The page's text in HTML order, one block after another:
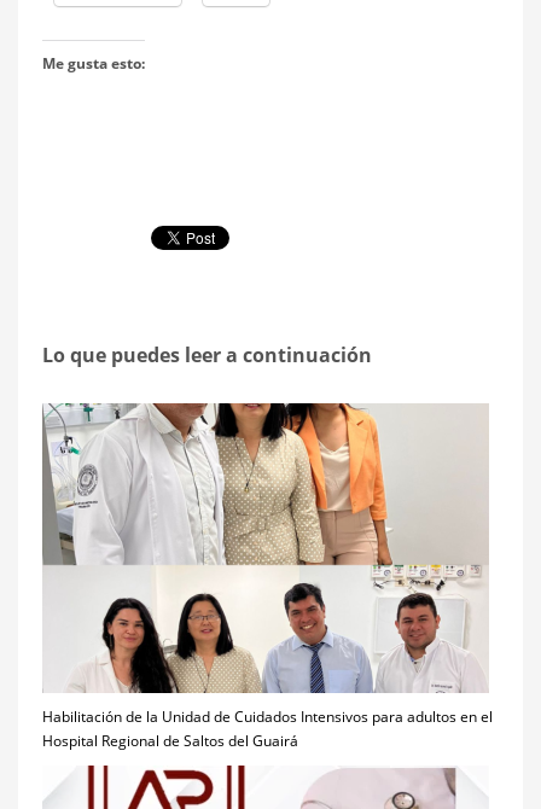
Me gusta esto:
Lo que puedes leer a continuación
Habilitación de la Unidad de Cuidados Intensivos para adultos en el
Hospital Regional de Saltos del Guairá